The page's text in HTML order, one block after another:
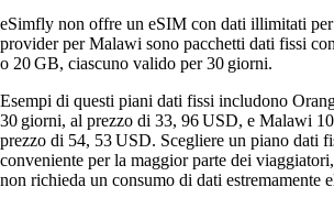
eSimfly non offre un eSIM con dati illimitati
provider per Malawi sono pacchetti dati fissi
o 20 GB, ciascuno valido per 30 giorni.
Esempi di questi piani dati fissi includono
30 giorni, al prezzo di 33, 96 USD, e Malawi
prezzo di 54, 53 USD. Scegliere un piano dati
conveniente per la maggior parte dei
non richieda un consumo di dati estremamente